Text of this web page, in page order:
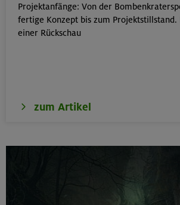
Projektanfänge: Von der
fertige Konzept bis zum
einer Rückschau
zum Artikel